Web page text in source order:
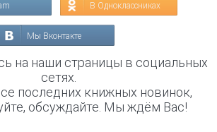
В Одноклассниках
Мы Вконтакте
на наши страницы в социальных
сетях.
последних книжных новинок,
обсуждайте. Мы ждём Вас!